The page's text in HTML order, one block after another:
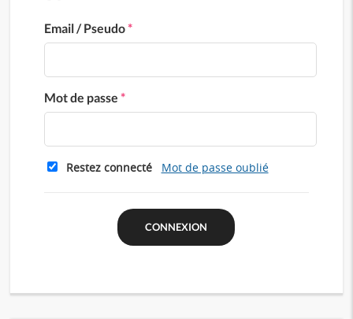
Email / Pseudo*
Mot de passe *
Restez connecté Mot de passe oublié